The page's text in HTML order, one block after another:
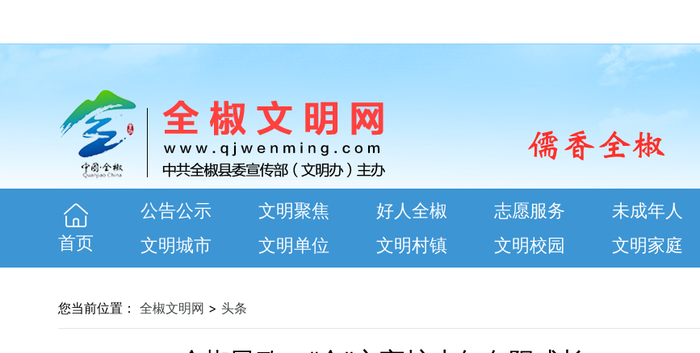
首页
公告公示
文明城市
文明聚焦
文明单位
好人全椒
文明村镇
志愿服务
文明校园
未成年人
文明家庭
您当前位置： 全椒文明网 > 头条